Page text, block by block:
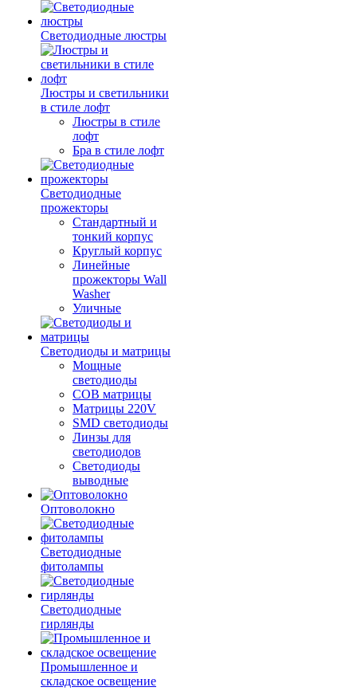
Светодиодные люстры
Люстры и светильники
в стиле лофт
Люстры в стиле
лофт
Бра в стиле лофт
Светодиодные
прожекторы
Стандартный и
тонкий корпус
Круглый корпус
Линейные
прожекторы Wall
Washer
Уличные
Светодиоды и матрицы
Мощные
светодиоды
COB матрицы
Матрицы 220V
SMD светодиоды
Линзы для
светодиодов
Светодиоды
выводные
Оптоволокно
Светодиодные
фитолампы
Светодиодные
гирлянды
Промышленное и
складское освещение